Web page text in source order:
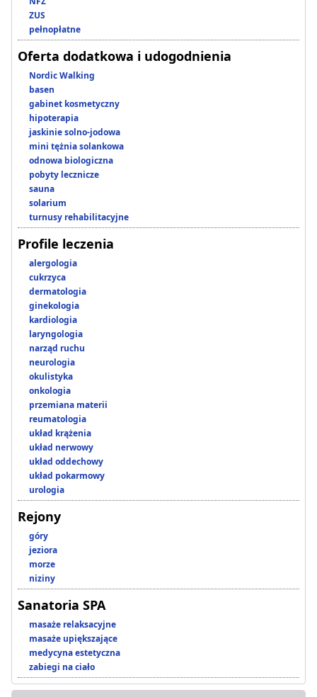
ZUS
pełnopłatne
Oferta dodatkowa i udogodnienia
Nordic Walking
basen
gabinet kosmetyczny
hipoterapia
jaskinie solno-jodowa
mini tężnia solankowa
odnowa biologiczna
pobyty lecznicze
sauna
solarium
turnusy rehabilitacyjne
Profile leczenia
alergologia
cukrzyca
dermatologia
ginekologia
kardiologia
laryngologia
narząd ruchu
neurologia
okulistyka
onkologia
przemiana materii
reumatologia
układ krążenia
układ nerwowy
układ oddechowy
układ pokarmowy
urologia
Rejony
góry
jeziora
morze
niziny
Sanatoria SPA
masaże relaksacyjne
masaże upiększające
medycyna estetyczna
zabiegi na ciało